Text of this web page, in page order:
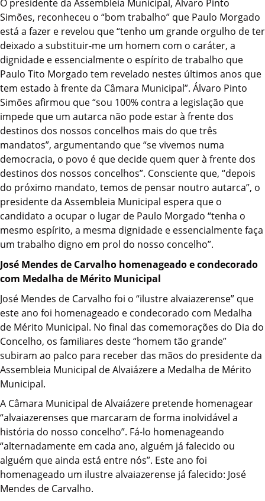
O presidente da Assembleia Municipal, Álvaro Pinto
Simões, reconheceu o “bom trabalho” que Paulo Morgado
está a fazer e revelou que “tenho um grande orgulho de ter
deixado a substituir-me um homem com o caráter, a
dignidade e essencialmente o espírito de trabalho que
Paulo Tito Morgado tem revelado nestes últimos anos que
tem estado à frente da Câmara Municipal”. Álvaro Pinto
Simões afirmou que “sou 100% contra a legislação que
impede que um autarca não pode estar à frente dos
destinos dos nossos concelhos mais do que três
mandatos”, argumentando que “se vivemos numa
democracia, o povo é que decide quem quer à frente dos
destinos dos nossos concelhos”. Consciente que, “depois
do próximo mandato, temos de pensar noutro autarca”, o
presidente da Assembleia Municipal espera que o
candidato a ocupar o lugar de Paulo Morgado “tenha o
mesmo espírito, a mesma dignidade e essencialmente faça
um trabalho digno em prol do nosso concelho”.
José Mendes de Carvalho homenageado e condecorado
com Medalha de Mérito Municipal
José Mendes de Carvalho foi o “ilustre alvaiazerense” que
este ano foi homenageado e condecorado com Medalha
de Mérito Municipal. No final das comemorações do Dia do
Concelho, os familiares deste “homem tão grande”
subiram ao palco para receber das mãos do presidente da
Assembleia Municipal de Alvaiázere a Medalha de Mérito
Municipal.
A Câmara Municipal de Alvaiázere pretende homenagear
“alvaiazerenses que marcaram de forma inolvidável a
história do nosso concelho”. Fá-lo homenageando
“alternadamente em cada ano, alguém já falecido ou
alguém que ainda está entre nós”. Este ano foi
homenageado um ilustre alvaiazerense já falecido: José
Mendes de Carvalho.